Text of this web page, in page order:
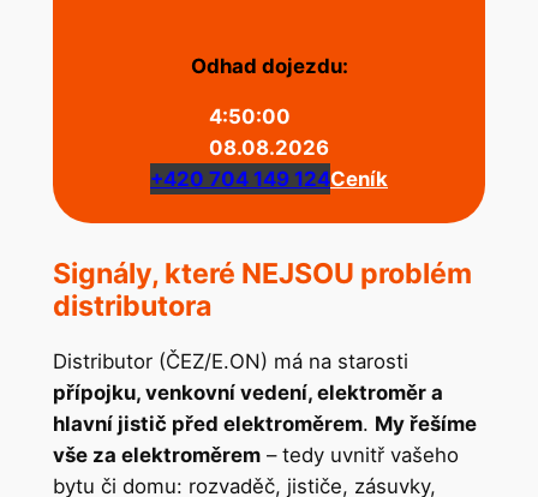
Odhad dojezdu:
4:50:00
08.08.2026
+420 704 149 124Ceník
Signály, které NEJSOU problém
distributora
Distributor (ČEZ/E.ON) má na starosti
přípojku, venkovní vedení, elektroměr a
hlavní jistič před elektroměrem. My řešíme
vše za elektroměrem– tedy uvnitř vašeho
bytu či domu: rozvaděč, jističe, zásuvky,